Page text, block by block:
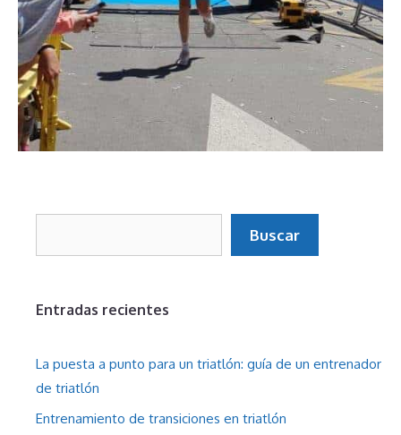
Buscar
Entradas recientes
La puesta a punto para un triatlón: guía de un entrenador
de triatlón
Entrenamiento de transiciones en triatlón